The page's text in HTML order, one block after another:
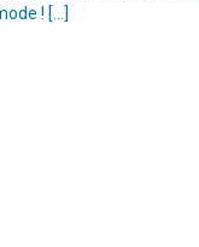
! […]